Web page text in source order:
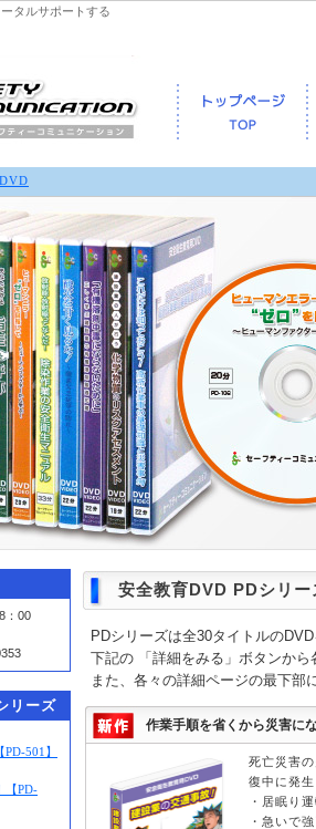
タルサポートする
00
リーズ
501】
【PD-
安全教育DVD PDシリー
PDシリーズは全30タイトルの
下記の 「詳細をみる」ボタンか
また、各々の詳細ページの最下部
作業手順を省くから災害に
死亡災害
復中に発
・居眠り
・急いで